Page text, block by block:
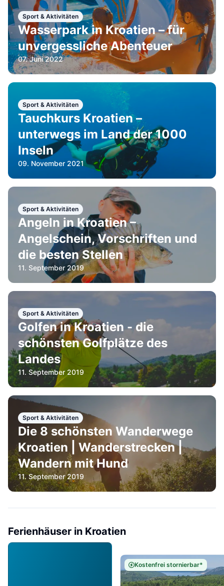
Sport & Aktivitäten
Wasserpark in Kroatien – für
unvergessliche Abenteuer
07. Juni 2022
Sport & Aktivitäten
Tauchkurs Kroatien –
unterwegs im Land der 1000
Inseln
09. November 2021
Sport & Aktivitäten
Angeln in Kroatien –
Angelschein, Vorschriften und
die besten Stellen
11. September 2019
Sport & Aktivitäten
Golfen in Kroatien - die
schönsten Golfplätze des
Landes
11. September 2019
Sport & Aktivitäten
Die 8 schönsten Wanderwege
Kroatien | Wanderstrecken |
Wandern mit Hund
11. September 2019
Ferienhäuser in Kroatien
Kostenfrei stornierbar*